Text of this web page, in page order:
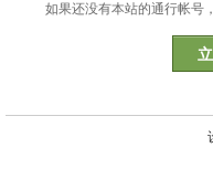
如果还没有本站的通行帐号